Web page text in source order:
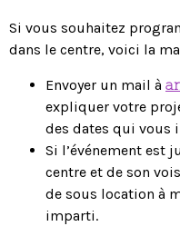
Si vous souhaitez
dans le centre, voici la
Envoyer un mail à
expliquer votre
des dates qui vous
Si l’événement est
centre et de son
de sous location à
imparti.